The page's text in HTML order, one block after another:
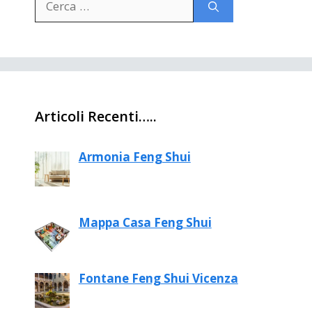
per:
Articoli Recenti…..
Armonia Feng Shui
Mappa Casa Feng Shui
Fontane Feng Shui Vicenza